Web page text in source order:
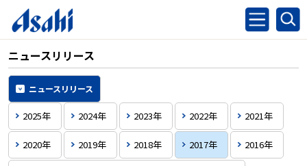
ニュースリリース
ニュースリリース
2025年 2024年 2023年 2022年 2021年
2020年 2019年 2018年 2017年 2016年